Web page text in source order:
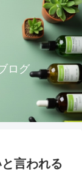
ログ
言われる